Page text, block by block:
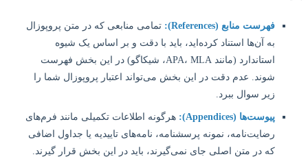
فهرست منابع (References):
تمامی منابعی که در متن پروپوزال
به آن‌ها استناد کرده‌اید، باید با دقت و بر اساس یک شیوه
استاندارد (مانند APA، MLA، شیکاگو) در این بخش فهرست
شوند. عدم دقت در این بخش می‌تواند اعتبار پروپوزال شما را
زیر سوال ببرد.
پیوست‌ها (Appendices):
هرگونه اطلاعات تکمیلی مانند فرم‌های
رضایت‌نامه، نمونه پرسشنامه، نامه‌های تاییدیه یا جداول اضافی
که در متن اصلی جای نمی‌گیرند، باید در این بخش قرار گیرند.